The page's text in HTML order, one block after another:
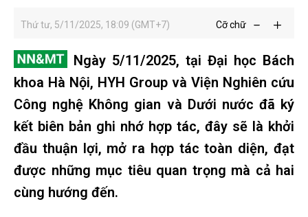
Thứ tư, 5/11/2025, 18:09 (GMT+7) Cỡ chữ
Ngày 5/11/2025, tại Đại học Bách
khoa Hà Nội, HYH Group và Viện Nghiên cứu
Công nghệ Không gian và Dưới nước đã ký
kết biên bản ghi nhớ hợp tác, đây sẽ là khởi
đầu thuận lợi, mở ra hợp tác toàn diện, đạt
được những mục tiêu quan trọng mà cả hai
cùng hướng đến.